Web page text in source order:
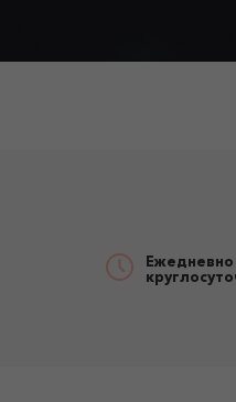
Ежедневно